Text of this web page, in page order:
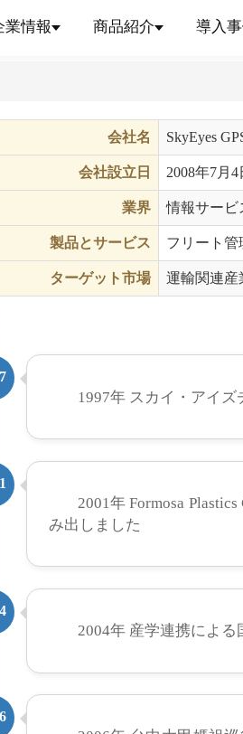
有限公司
業情報 商品紹介 導入事
会社名 SkyEyes
会社設立日 2008年7月4
業界 情報サービ
製品とサービス フリート管
ターゲット市場 運輸関連産
1997年 スカイ・アイ
2001年 Formosa
み出しました
2004年 産学連携によ